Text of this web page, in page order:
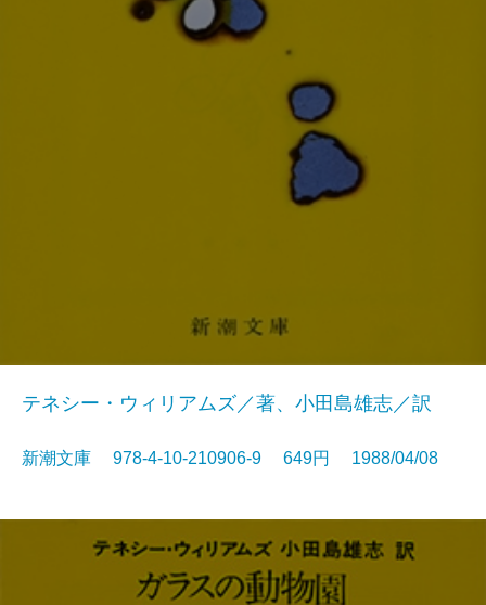
テネシー・ウィリアムズ／著、小田島雄志／訳
新潮文庫 978-4-10-210906-9 649円 1988/04/08